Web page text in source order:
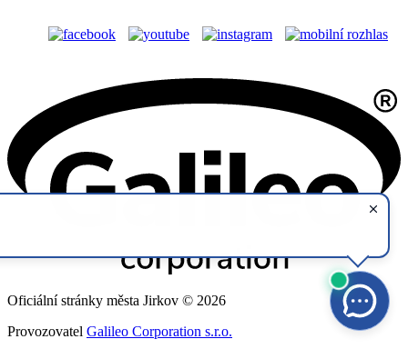
Oficiální stránky města Jirkov © 2026
Provozovatel Galileo Corporation s.r.o.